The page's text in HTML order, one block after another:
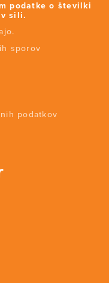
podatke o številki
sili.
sporov
podatkov